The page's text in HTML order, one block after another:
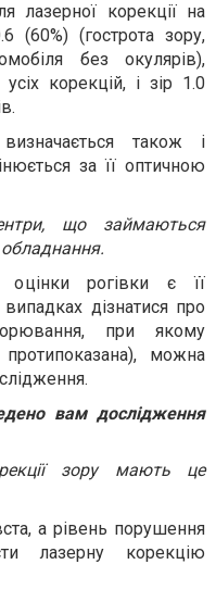
лазерної корекції на
(60%) (гострота зору,
без окулярів),
корекцій, і зір 1.0
також і
за її оптичною
що займаються
рогівки є її
дізнатися про
при якому
можна
вам дослідження
зору мають це
а рівень порушення
лазерну корекцію